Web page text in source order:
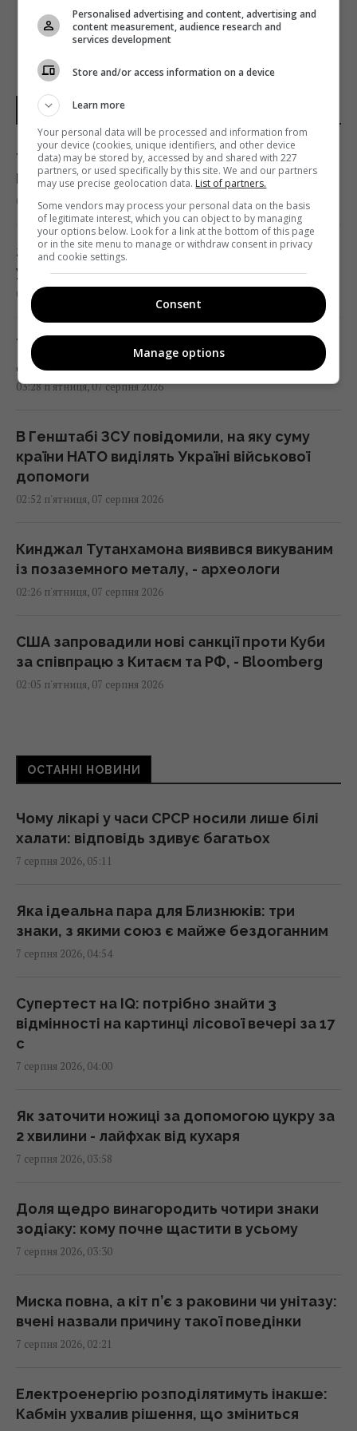
НОВИНИ УКРАЇНИ І СВІТУ
Удари Росії по кораблях у Чорному морі: у
FP розкрили наслідки
04:37 п'ятниця, 07 серпня 2026
214 мільйонів років тому астероїд залишив
у Канаді "око", видиме з космосу
04:31 п'ятниця, 07 серпня 2026
У чому полягає користь волоських горіхів
для серця, мозку та зміцнення імунітету
03:28 п'ятниця, 07 серпня 2026
В Генштабі ЗСУ повідомили, на яку суму
країни НАТО виділять Україні військової
допомоги
02:52 п'ятниця, 07 серпня 2026
Кинджал Тутанхамона виявився викуваним
із позаземного металу, - археологи
02:26 п'ятниця, 07 серпня 2026
США запровадили нові санкції проти Куби
за співпрацю з Китаєм та РФ, - Bloomberg
02:05 п'ятниця, 07 серпня 2026
названо простий предмет у салоні, що
може допомогти
"Достатньо, щоб вижити, а не перемогти":
ексчиновниця НАТО про надання ракет
01:19 п'ятниця, 07 серпня 2026
Одне налаштування, яке варто змінити всім
00:25 п'ятниця, 07 серпня 2026
"Нам самим потрібні": Трамп відреагував на
прохання Зеленського надати ракети до
00:22 п'ятниця, 07 серпня 2026
Вчені виявили відбитки пальців на кераміці
23:58 четвер, 06 серпня 2026
Атака дронів на Москву: аналітики оцінили
23:39 четвер, 06 серпня 2026
Жінки з дипломами частіше обирають
дослідження
23:24 четвер, 06 серпня 2026
ОСТАННІ НОВИНИ
Чому лікарі у часи СРСР носили лише білі
халати: відповідь здивує багатьох
7 серпня 2026, 05:11
Яка ідеальна пара для Близнюків: три
знаки, з якими союз є майже бездоганним
7 серпня 2026, 04:54
Супертест на IQ: потрібно знайти 3
відмінності на картинці лісової вечері за 17
с
7 серпня 2026, 04:00
Як заточити ножиці за допомогою цукру за
2 хвилини - лайфхак від кухаря
7 серпня 2026, 03:58
Доля щедро винагородить чотири знаки
зодіаку: кому почне щастити в усьому
7 серпня 2026, 03:30
Миска повна, а кіт п’є з раковини чи унітазу:
вчені назвали причину такої поведінки
7 серпня 2026, 02:21
Електроенергію розподілятимуть інакше:
Кабмін ухвалив рішення, що зміниться
Personalised advertising and content, advertising and
content measurement, audience research and
services development
Store and/or access information on a device
Learn more
Your personal data will be processed and information from
your device (cookies, unique identifiers, and other device
data) may be stored by, accessed by and shared with 227
partners, or used specifically by this site. We and our partners
may use precise geolocation data. List of partners.
Some vendors may process your personal data on the basis
of legitimate interest, which you can object to by managing
your options below. Look for a link at the bottom of this page
or in the site menu to manage or withdraw consent in privacy
and cookie settings.
Consent
Manage options